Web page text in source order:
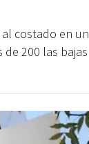
costado en un
de 200 las bajas